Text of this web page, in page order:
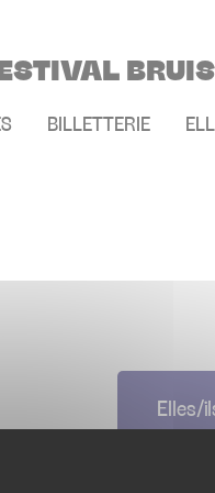
BILLETTERIE
Elles/